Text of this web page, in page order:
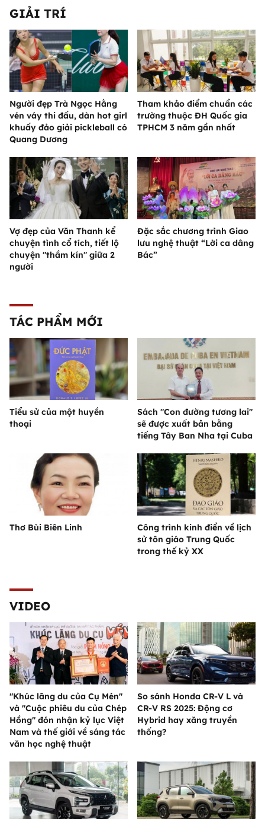
GIẢI TRÍ
Người đẹp Trà Ngọc Hằng
vén váy thi đấu, dàn hot girl
khuấy đảo giải pickleball có
Quang Dương
Tham khảo điểm chuẩn các
trường thuộc ĐH Quốc gia
TPHCM 3 năm gần nhất
Vợ đẹp của Văn Thanh kể
chuyện tình cổ tích, tiết lộ
chuyện "thầm kín" giữa 2
người
Đặc sắc chương trình Giao
lưu nghệ thuật “Lời ca dâng
Bác”
TÁC PHẨM MỚI
Tiểu sử của một huyền
thoại
Sách "Con đường tương lai"
sẽ được xuất bản bằng
tiếng Tây Ban Nha tại Cuba
Thơ Bùi Biên Linh
Công trình kinh điển về lịch
sử tôn giáo Trung Quốc
trong thế kỷ XX
VIDEO
"Khúc lãng du của Cụ Mén"
và "Cuộc phiêu du của Chép
Hồng" đón nhận kỷ lục Việt
Nam và thế giới về sáng tác
văn học nghệ thuật
So sánh Honda CR-V L và
CR-V RS 2025: Động cơ
Hybrid hay xăng truyền
thống?